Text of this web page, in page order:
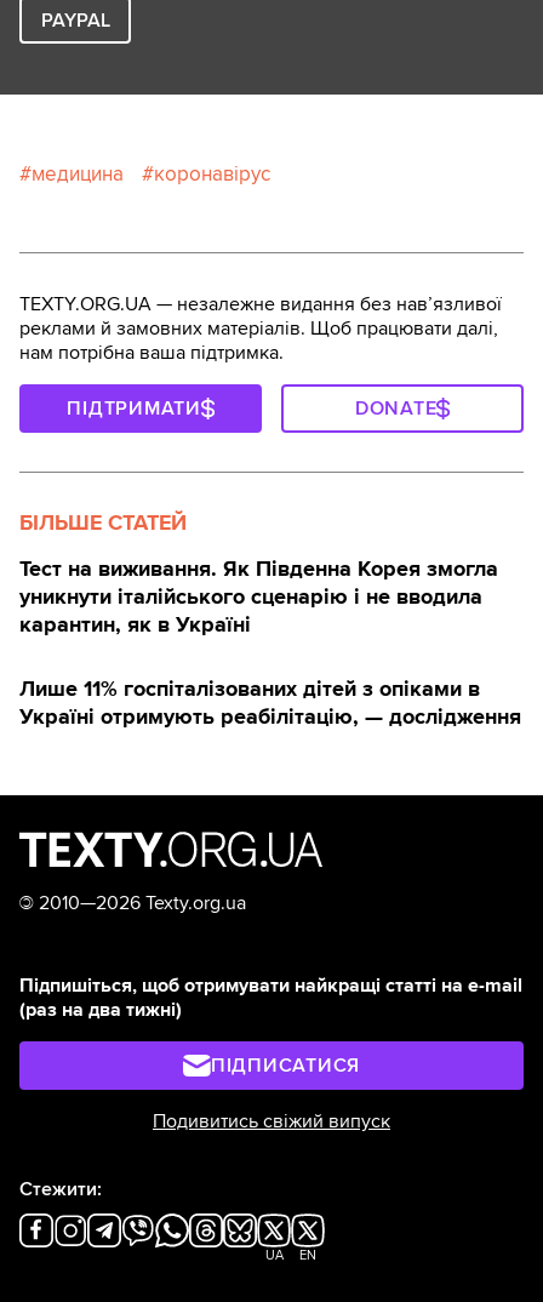
PAYPAL
медицина коронавірус
TEXTY.ORG.UA — незалежне видання без навʼязливої
реклами й замовних матеріалів. Щоб працювати далі,
нам потрібна ваша підтримка.
ПІДТРИМАТИ DONATE
БІЛЬШЕ СТАТЕЙ
Тест на виживання. Як Південна Корея змогла
уникнути італійського сценарію і не вводила
карантин, як в Україні
Лише 11% госпіталізованих дітей з опіками в
Україні отримують реабілітацію, — дослідження
© 2010—2026 Texty.org.ua
Підпишіться, щоб отримувати найкращі статті на e-mail
(раз на два тижні)
ПІДПИСАТИСЯ
Подивитись свіжий випуск
Стежити:
UA EN